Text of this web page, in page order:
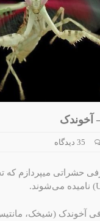
35 دیدگاه
حشراتی میپردازم
آخوندک (شیخک،